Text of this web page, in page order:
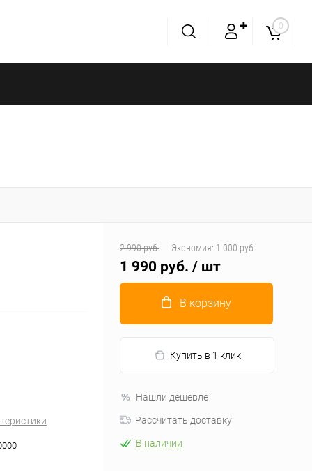
✚ 0
2 990 руб. Экономия: 1 000 руб.
1 990 руб. / шт
В корзину
Купить в 1 клик
Нашли дешевле
Рассчитать доставку
В наличии